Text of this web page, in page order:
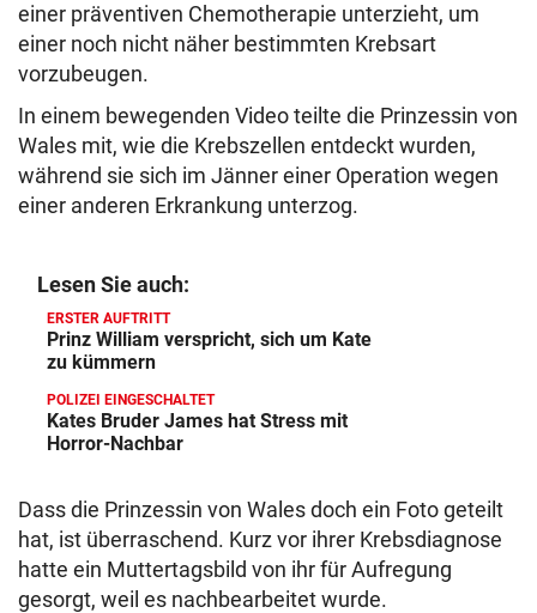
einer präventiven Chemotherapie unterzieht, um
einer noch nicht näher bestimmten Krebsart
vorzubeugen.
In einem bewegenden Video teilte die Prinzessin von
Wales mit, wie die Krebszellen entdeckt wurden,
während sie sich im Jänner einer Operation wegen
einer anderen Erkrankung unterzog.
Lesen Sie auch:
ERSTER AUFTRITT
Prinz William verspricht, sich um Kate
zu kümmern
POLIZEI EINGESCHALTET
Kates Bruder James hat Stress mit
Horror-Nachbar
Dass die Prinzessin von Wales doch ein Foto geteilt
hat, ist überraschend. Kurz vor ihrer Krebsdiagnose
hatte ein Muttertagsbild von ihr für Aufregung
gesorgt, weil es nachbearbeitet wurde.